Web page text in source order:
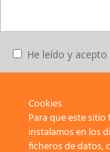
He leído y acepto
SATE-STEs –
Cookies
Para que este
instalamos en los
ficheros de datos,